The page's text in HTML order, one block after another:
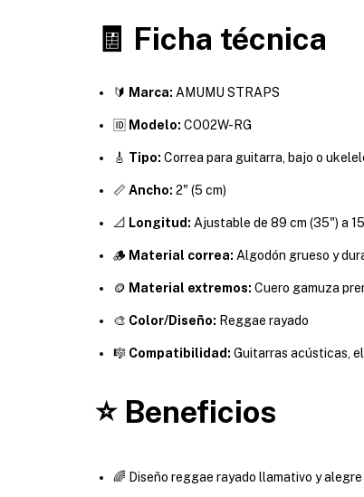
🧾 Ficha técnica
🔰 Marca: AMUMU STRAPS
🆔 Modelo: CO02W-RG
🎸 Tipo: Correa para guitarra, bajo o
📏 Ancho: 2" (5 cm)
📐 Longitud: Ajustable de 89 cm (35") a
🪵 Material correa: Algodón grueso y
🪙 Material extremos: Cuero gamuza
🎨 Color/Diseño: Reggae rayado
🎼 Compatibilidad: Guitarras acústicas,
⭐ Beneficios
🌈 Diseño reggae rayado llamativo y alegre